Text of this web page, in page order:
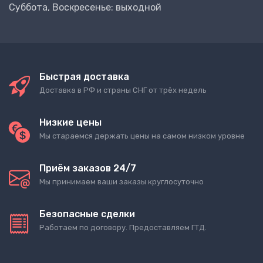
Суббота, Воскресенье: выходной
Быстрая доставка
Доставка в РФ и страны СНГ от трёх недель
Низкие цены
Мы стараемся держать цены на самом низком уровне
Приём заказов 24/7
Мы принимаем ваши заказы круглосуточно
Безопасные сделки
Работаем по договору. Предоставляем ГТД.